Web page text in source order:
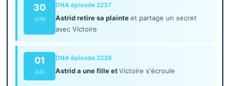
30
JUIN
DNA épisode 2237
Astrid retire sa plainteet partage un secret
avec Victoire
01
JUIL
DNA épisode 2238
Astrid a une fille etVictoire s'écroule